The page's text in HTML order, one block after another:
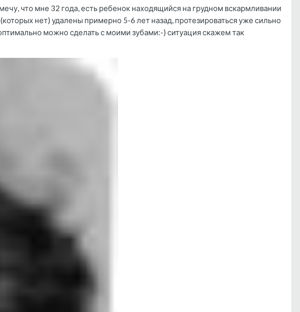
что мне 32 года, есть ребенок находящийся на грудном вскармливании
нет) удалены примерно 5-6 лет назад, протезироваться уже сильно
можно сделать с моими зубами:-) ситуация скажем так